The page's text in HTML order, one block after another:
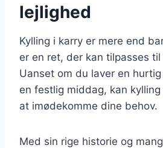
lejlighed
Kylling i karry er mere end
er en ret, der kan tilpasses
Uanset om du laver en
en festlig middag, kan
at imødekomme dine behov.
Med sin rige historie og